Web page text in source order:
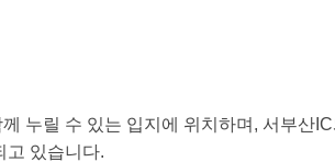
누릴 수 있는 입지에 위치하며, 서부산
고 있습니다.